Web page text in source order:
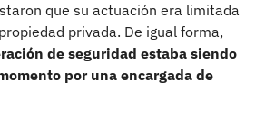
que su actuación era limitada
privada. De igual forma,
de seguridad estaba siendo
por una encargada de